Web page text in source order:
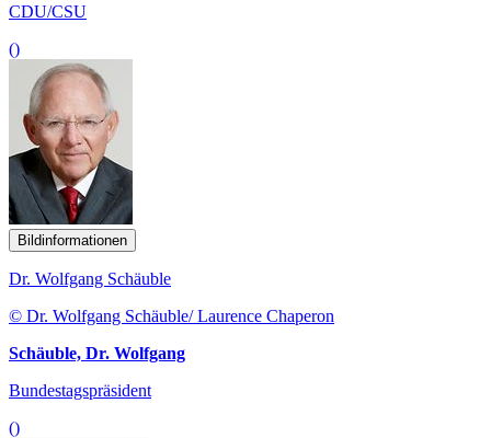
CDU/CSU
()
Bildinformationen
Dr. Wolfgang Schäuble
© Dr. Wolfgang Schäuble/ Laurence Chaperon
Schäuble, Dr. Wolfgang
Bundestagspräsident
()